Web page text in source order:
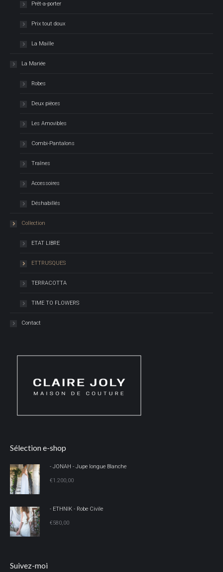
Prêt-a-porter
Prix tout doux
La Maille
La Mariée
Robes
Deux pièces
Les Amovibles
Combi-Pantalons
Traînes
Accessoires
Déshabillés
Collection
ETAT LIBRE
ETTRUSQUES
TERRACOTTA
TIME TO FLOWERS
Contact
Sélection e-shop
- JONAH - Jupe longue Blanche
€1.200,00
- ETHNIK - Robe Civile
€580,00
Suivez-moi